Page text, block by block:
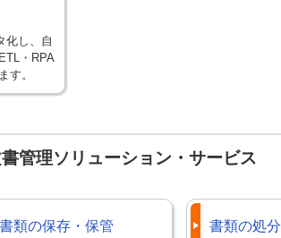
化し、自
・RPA
す。
管理ソリューション・サービス
書類の保存・保管 書類の処分